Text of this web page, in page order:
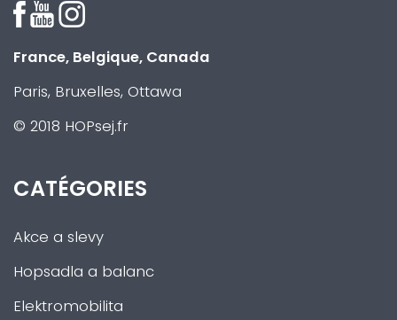
France, Belgique, Canada
Paris, Bruxelles, Ottawa
© 2018 HOPsej.fr
CATÉGORIES
Akce a slevy
Hopsadla a balanc
Elektromobilita